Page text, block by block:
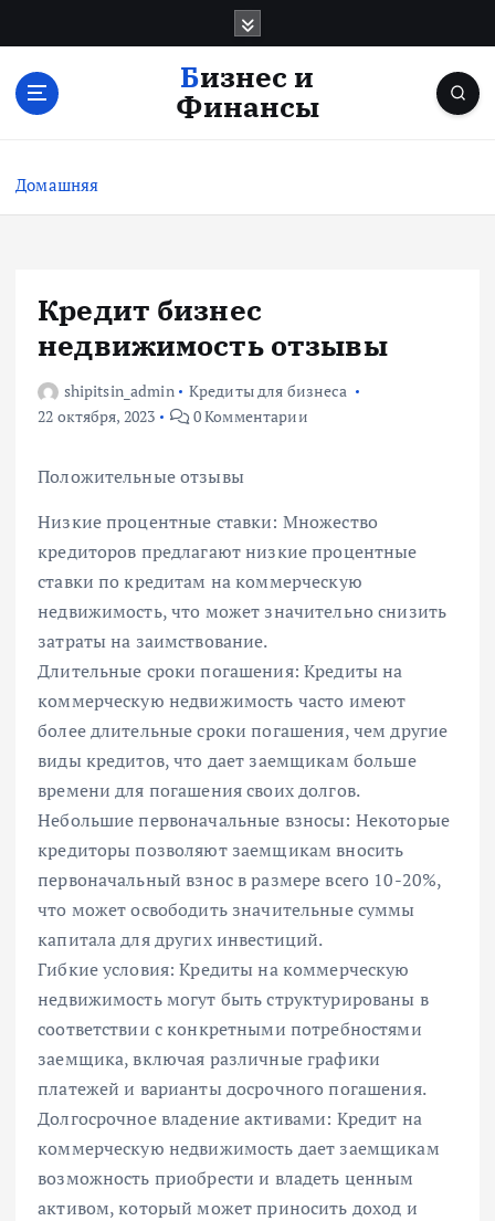
с
Бизнес и
Финансы
Домашняя
Кредит бизнес
недвижимость отзывы
shipitsin_admin
Кредиты для бизнеса
22 октября, 2023
0 Комментарии
Положительные отзывы
Низкие процентные ставки: Множество
кредиторов предлагают низкие процентные
ставки по кредитам на коммерческую
недвижимость, что может значительно снизить
затраты на заимствование.
Длительные сроки погашения: Кредиты на
коммерческую недвижимость часто имеют
более длительные сроки погашения, чем другие
виды кредитов, что дает заемщикам больше
времени для погашения своих долгов.
Небольшие первоначальные взносы: Некоторые
кредиторы позволяют заемщикам вносить
первоначальный взнос в размере всего 10-20%,
что может освободить значительные суммы
капитала для других инвестиций.
Гибкие условия: Кредиты на коммерческую
недвижимость могут быть структурированы в
соответствии с конкретными потребностями
заемщика, включая различные графики
платежей и варианты досрочного погашения.
Долгосрочное владение активами: Кредит на
коммерческую недвижимость дает заемщикам
возможность приобрести и владеть ценным
активом, который может приносить доход и